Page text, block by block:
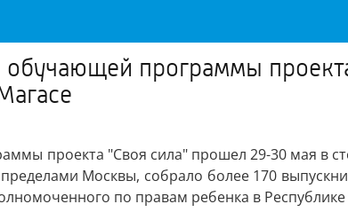
программы
проекта "Своя сила" прошел 29-30 мая в
Москвы, собрало более 170
по правам ребенка в